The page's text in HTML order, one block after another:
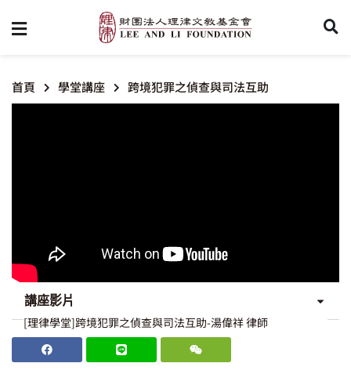
首頁 學堂講座 跨境犯罪之偵查與司法互助
講座影片
[理律學堂]跨境犯罪之偵查與司法互助-湯偉祥 律師